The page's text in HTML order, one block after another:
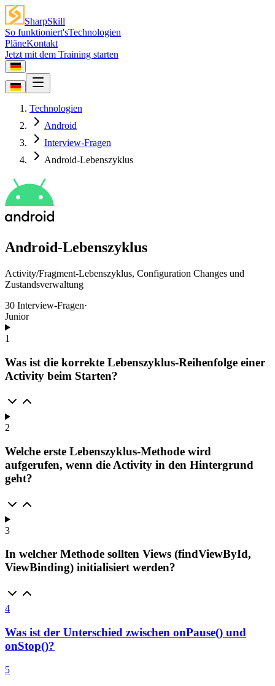
SharpSkill
So funktioniert'sTechnologien
PläneKontakt
Jetzt mit dem Training starten
Technologien
Android
Interview-Fragen
Android-Lebenszyklus
Android-Lebenszyklus
Activity/Fragment-Lebenszyklus, Configuration Changes und
Zustandsverwaltung
30 Interview-Fragen·
Junior
1
Was ist die korrekte Lebenszyklus-Reihenfolge einer
Activity beim Starten?
2
Welche erste Lebenszyklus-Methode wird
aufgerufen, wenn die Activity in den Hintergrund
geht?
3
In welcher Methode sollten Views (findViewById,
ViewBinding) initialisiert werden?
4
Was ist der Unterschied zwischen onPause() und
onStop()?
5